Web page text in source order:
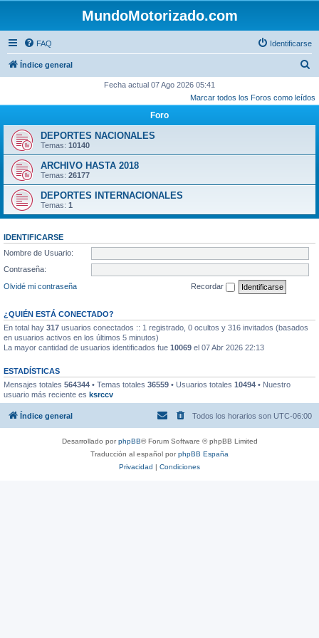
MundoMotorizado.com
FAQ Identificarse
Índice general
s
Fecha actual 07 Ago 2026 05:41
Marcar todos los Foros como leídos
Foro
DEPORTES NACIONALES
Temas: 10140
ARCHIVO HASTA 2018
Temas: 26177
DEPORTES INTERNACIONALES
Temas: 1
IDENTIFICARSE
Nombre de Usuario:
Contraseña:
Olvidé mi contraseña
Recordar
¿QUIÉN ESTÁ CONECTADO?
En total hay 317 usuarios conectados :: 1 registrado, 0 ocultos y 316 invitados (basados
en usuarios activos en los últimos 5 minutos)
La mayor cantidad de usuarios identificados fue 10069 el 07 Abr 2026 22:13
ESTADÍSTICAS
Mensajes totales 564344 • Temas totales 36559 • Usuarios totales 10494 • Nuestro
usuario más reciente es ksrccv
Índice general Todos los horarios son UTC-06:00
Desarrollado porphpBB® Forum Software © phpBB Limited
Traducción al español porphpBB España
Privacidad | Condiciones